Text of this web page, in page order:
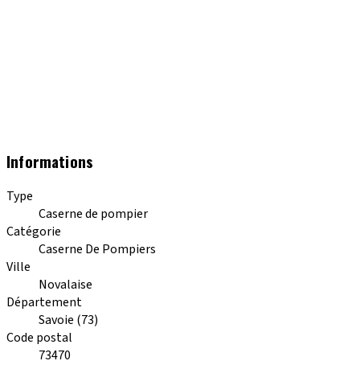
Informations
Type
Caserne de pompier
Catégorie
Caserne De Pompiers
Ville
Novalaise
Département
Savoie (73)
Code postal
73470